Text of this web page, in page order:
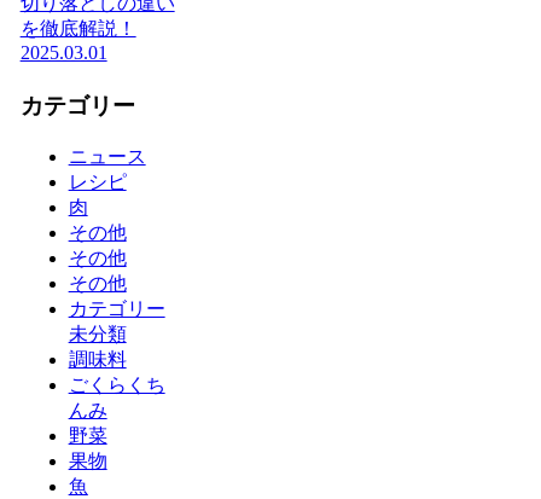
を徹底解説！
2025.03.01
カテゴリー
ニュース
レシピ
肉
その他
その他
その他
カテゴリー
未分類
調味料
ごくらくち
んみ
野菜
果物
魚